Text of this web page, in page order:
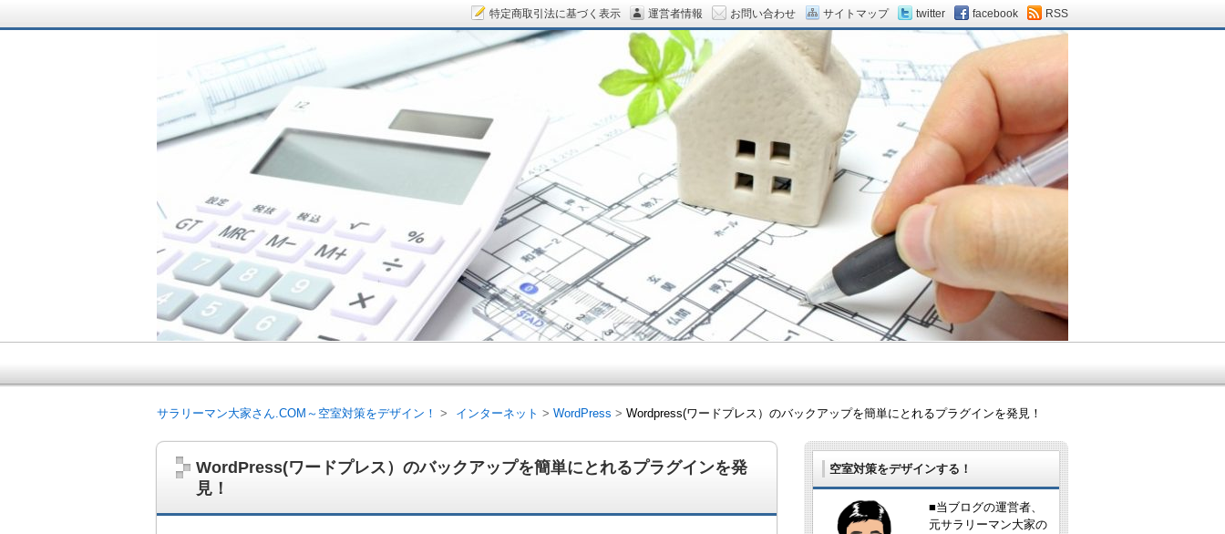
WordPress(ワードプレス）のバックアップを簡単にとれるプラグインを発
見！
空室対策をデザインする！
■当ブログの運営者、
元サラリーマン大家の
サラリーマン大家さん.COM～空室対策をデザイン！ インターネット WordPress Wordpress(ワードプレス）のバックアップを簡単にとれるプラグインを発見！
サラリーマン大家さん.COM～空室対策をデザイン！
特定商取引法に基づく表示 運営者情報 お問い合わせ サイトマップ twitter facebook RSS